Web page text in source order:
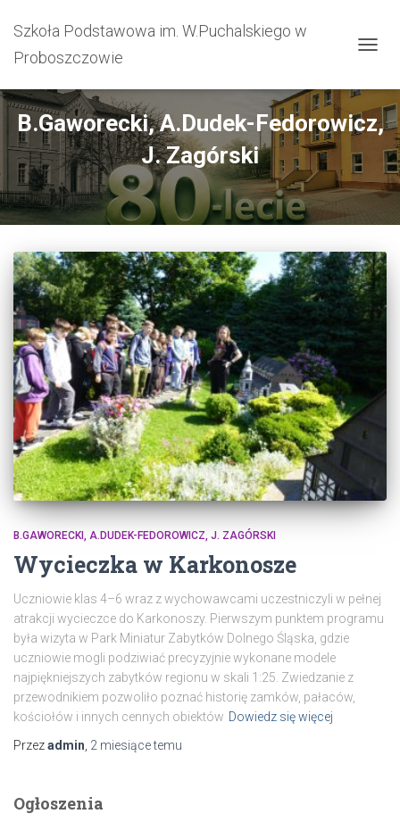
Szkoła Podstawowa im. W.Puchalskiego w
Proboszczowie
B.Gaworecki, A.Dudek-Fedorowicz,
J. Zagórski
B.GAWORECKI, A.DUDEK-FEDOROWICZ, J. ZAGÓRSKI
Wycieczka w Karkonosze
Uczniowie klas 4–6 wraz z wychowawcami uczestniczyli w pełnej
atrakcji wycieczce do Karkonoszy. Pierwszym punktem programu
była wizyta w Park Miniatur Zabytków Dolnego Śląska, gdzie
uczniowie mogli podziwiać precyzyjnie wykonane modele
najpiękniejszych zabytków regionu w skali 1:25. Zwiedzanie z
przewodnikiem pozwoliło poznać historię zamków, pałaców,
kościołów i innych cennych obiektów Dowiedz się więcej
Przezadmin 2 miesiącetemu
Ogłoszenia